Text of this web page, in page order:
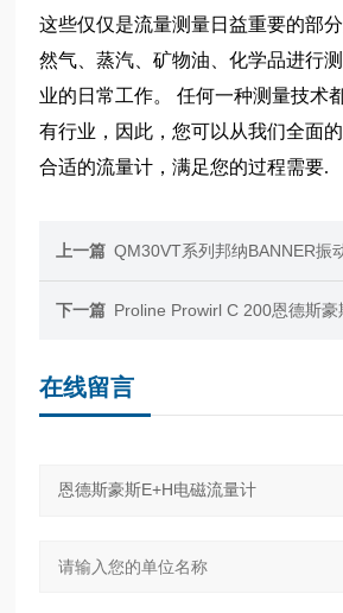
这些仅仅是流量测量日益重要的部
然气、蒸汽、矿物油、化学品进行
业的日常工作。 任何一种测量技术
有行业，因此，您可以从我们全面
合适的流量计，满足您的过程需要.
上一篇 QM30VT系列邦纳BANNER振
下一篇 Proline Prowirl C 200恩德斯
在线留言